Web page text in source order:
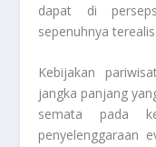
dapat di
sepenuhnya
Kebijakan
jangka panjang
semata pada
penyelenggaraan